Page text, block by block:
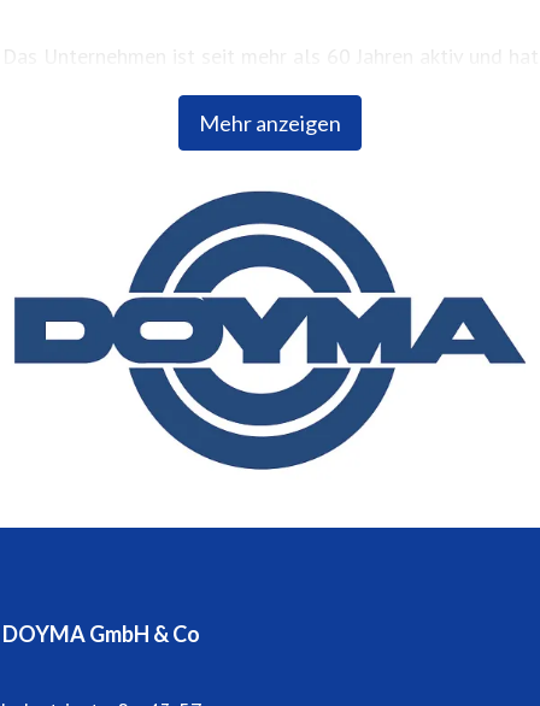
Mehr anzeigen
Das Unternehmen ist seit mehr als 60 Jahren aktiv und hat
sich seither kontinuierlich bei Planern, Fachhändlern und
Bauherren einen hervorragenden Ruf erarbeitet. Innovative
kundenorientiertes Servicedenken sind nur einige der
Leistungen, die den exzellenten Ruf des Unternehmens
begründen.
DOYMA beschäftigt 260 Mitarbeiter in Produktion,
Entwicklung und Vertrieb im Innen- und Außendienst und
ist zur Wahrung seines Qualitätsstandards seit 1995
DOYMA GmbH & Co